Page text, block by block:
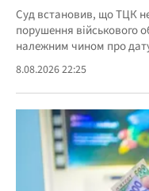
Суд встановив, що ТЦК
порушення військового
належним чином про
8.08.2026 22:25